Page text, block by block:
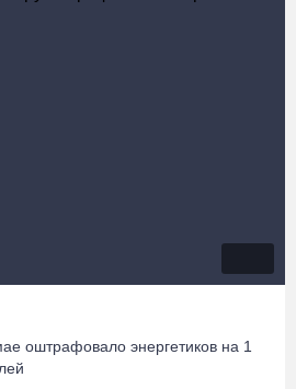
оштрафовало энергетиков на 1